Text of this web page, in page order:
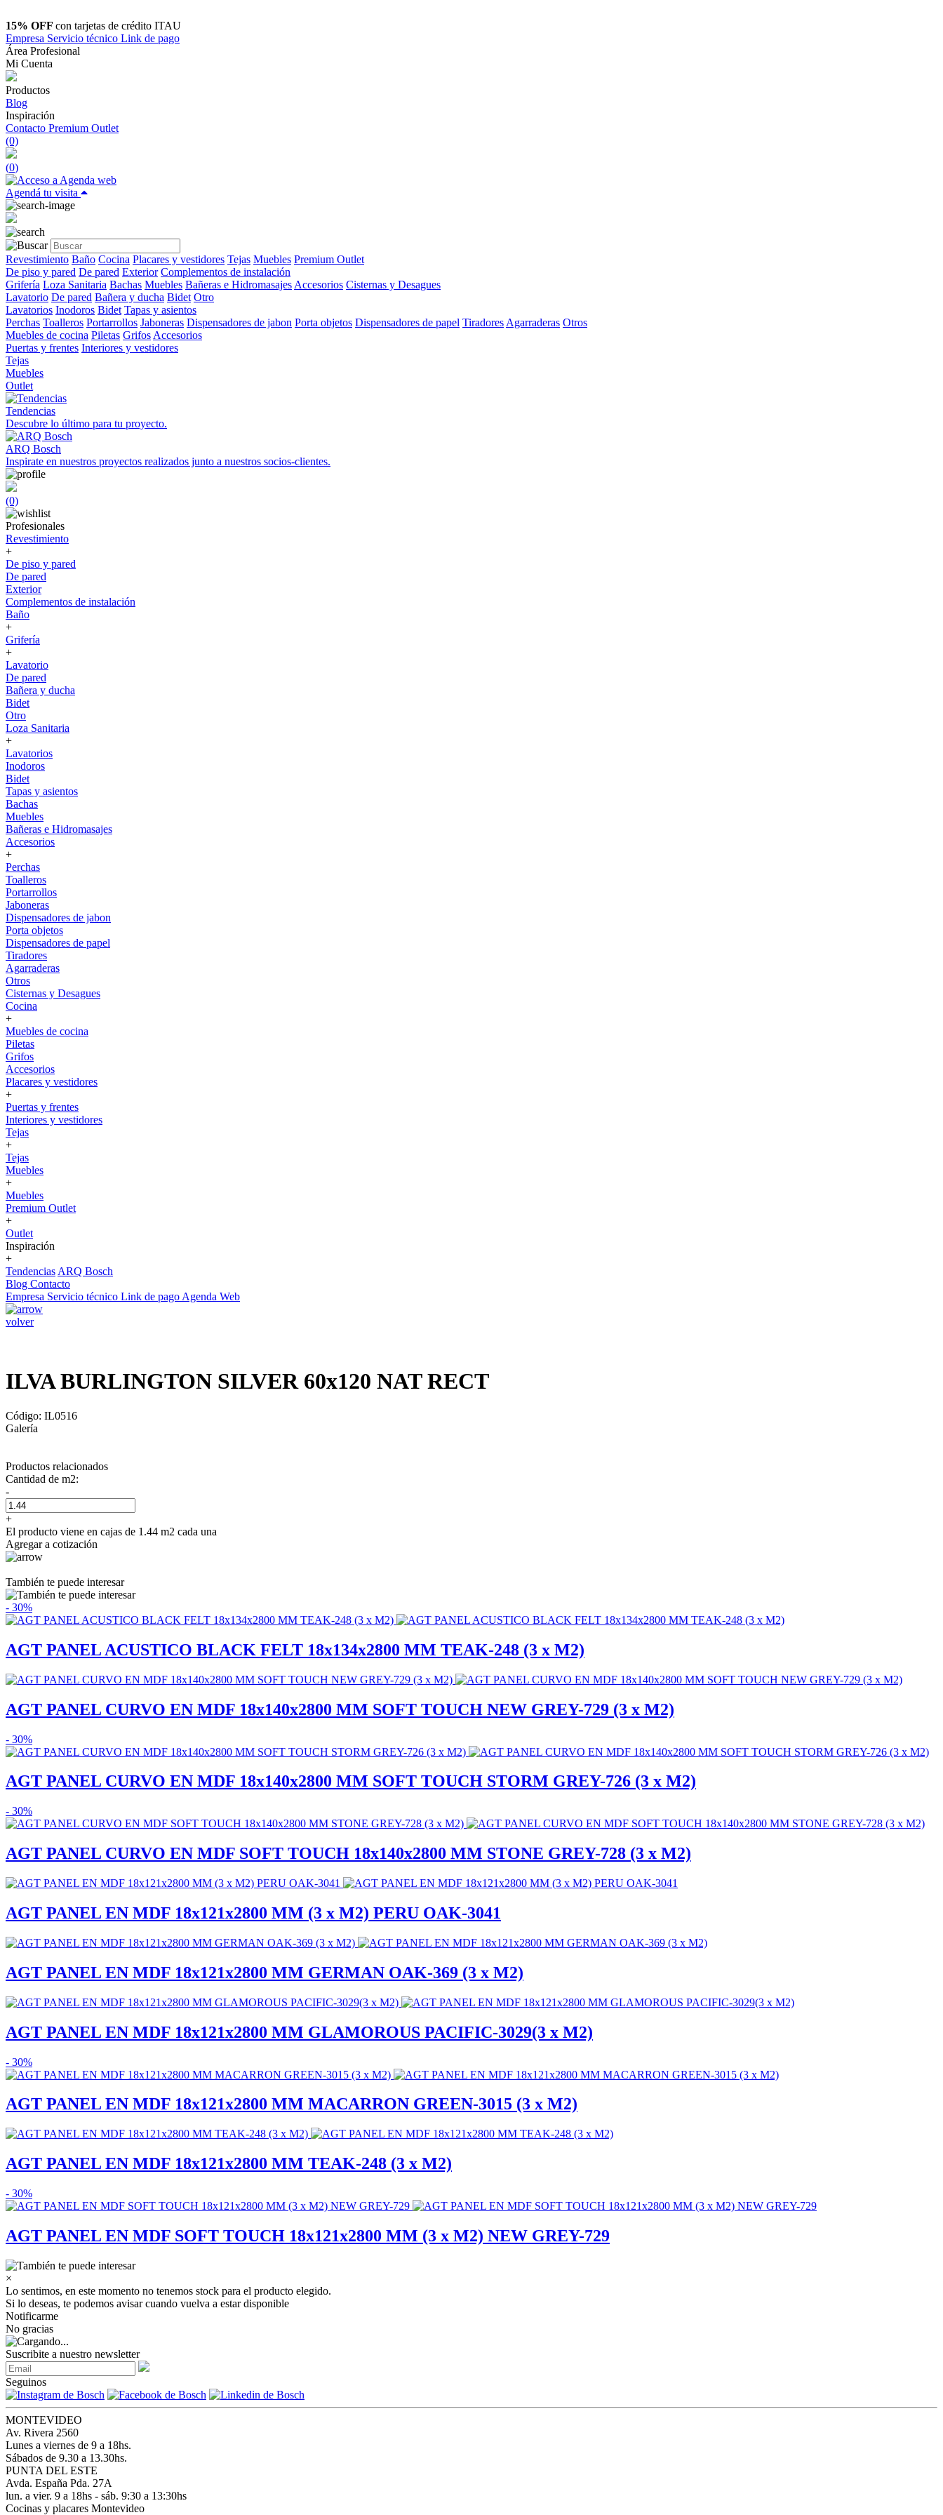
15% OFF con tarjetas de crédito ITAU
Empresa Servicio técnico Link de pago
Área Profesional
Mi Cuenta
Productos
Blog
Inspiración
Contacto Premium Outlet
(0)
(0)
Agendá tu visita
Revestimiento Baño Cocina Placares y vestidores Tejas Muebles Premium Outlet
De piso y pared De pared Exterior Complementos de instalación
Grifería Loza Sanitaria Bachas Muebles Bañeras e Hidromasajes Accesorios Cisternas y Desagues
Lavatorio De pared Bañera y ducha Bidet Otro
Lavatorios Inodoros Bidet Tapas y asientos
Perchas Toalleros Portarrollos Jaboneras Dispensadores de jabon Porta objetos Dispensadores de papel Tiradores Agarraderas Otros
Muebles de cocina Piletas Grifos Accesorios
Puertas y frentes Interiores y vestidores
Tejas
Muebles
Outlet
Tendencias
Descubre lo último para tu proyecto.
ARQ Bosch
Inspirate en nuestros proyectos realizados junto a nuestros socios-clientes.
(0)
Profesionales
Revestimiento
+
De piso y pared
De pared
Exterior
Complementos de instalación
Baño
+
Grifería
+
Lavatorio
De pared
Bañera y ducha
Bidet
Otro
Loza Sanitaria
+
Lavatorios
Inodoros
Bidet
Tapas y asientos
Bachas
Muebles
Bañeras e Hidromasajes
Accesorios
+
Perchas
Toalleros
Portarrollos
Jaboneras
Dispensadores de jabon
Porta objetos
Dispensadores de papel
Tiradores
Agarraderas
Otros
Cisternas y Desagues
Cocina
+
Muebles de cocina
Piletas
Grifos
Accesorios
Placares y vestidores
+
Puertas y frentes
Interiores y vestidores
Tejas
+
Tejas
Muebles
+
Muebles
Premium Outlet
+
Outlet
Inspiración
+
Tendencias ARQ Bosch
Blog Contacto
Empresa Servicio técnico Link de pago Agenda Web
volver
ILVA BURLINGTON SILVER 60x120 NAT RECT
Código: IL0516
Galería
Productos relacionados
Cantidad de m2:
-
+
El producto viene en cajas de 1.44 m2 cada una
Agregar a cotización
También te puede interesar
- 30%
AGT PANEL ACUSTICO BLACK FELT 18x134x2800 MM TEAK-248 (3 x M2)
AGT PANEL CURVO EN MDF 18x140x2800 MM SOFT TOUCH NEW GREY-729 (3 x M2)
- 30%
AGT PANEL CURVO EN MDF 18x140x2800 MM SOFT TOUCH STORM GREY-726 (3 x M2)
- 30%
AGT PANEL CURVO EN MDF SOFT TOUCH 18x140x2800 MM STONE GREY-728 (3 x M2)
AGT PANEL EN MDF 18x121x2800 MM (3 x M2) PERU OAK-3041
AGT PANEL EN MDF 18x121x2800 MM GERMAN OAK-369 (3 x M2)
AGT PANEL EN MDF 18x121x2800 MM GLAMOROUS PACIFIC-3029(3 x M2)
- 30%
AGT PANEL EN MDF 18x121x2800 MM MACARRON GREEN-3015 (3 x M2)
AGT PANEL EN MDF 18x121x2800 MM TEAK-248 (3 x M2)
- 30%
AGT PANEL EN MDF SOFT TOUCH 18x121x2800 MM (3 x M2) NEW GREY-729
×
Lo sentimos, en este momento no tenemos stock para el producto elegido.
Si lo deseas, te podemos avisar cuando vuelva a estar disponible
Notificarme
No gracias
Suscribite a nuestro newsletter
Seguinos
MONTEVIDEO
Av. Rivera 2560
Lunes a viernes de 9 a 18hs.
Sábados de 9.30 a 13.30hs.
PUNTA DEL ESTE
Avda. España Pda. 27A
lun. a vier. 9 a 18hs - sáb. 9:30 a 13:30hs
Cocinas y placares Montevideo